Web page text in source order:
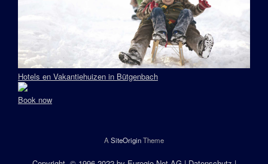
Hotels en Vakantiehuizen in Bütgenbach
Book now
A SiteOriginTheme